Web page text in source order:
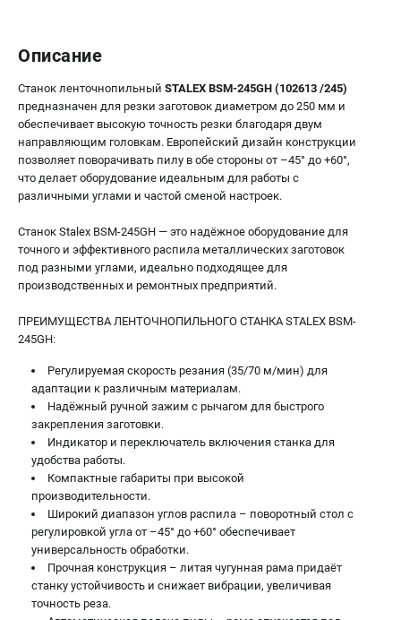
Описание
Станок ленточнопильный STALEX BSM-245GH (102613 /245)
предназначен для резки заготовок диаметром до 250 мм и
обеспечивает высокую точность резки благодаря двум
направляющим головкам. Европейский дизайн конструкции
позволяет поворачивать пилу в обе стороны от –45° до +60°,
что делает оборудование идеальным для работы с
различными углами и частой сменой настроек.
Станок Stalex BSM-245GH — это надёжное оборудование для
точного и эффективного распила металлических заготовок
под разными углами, идеально подходящее для
производственных и ремонтных предприятий.
ПРЕИМУЩЕСТВА ЛЕНТОЧНОПИЛЬНОГО СТАНКА STALEX BSM-
245GH:
Регулируемая скорость резания (35/70 м/мин) для
адаптации к различным материалам.
Надёжный ручной зажим с рычагом для быстрого
закрепления заготовки.
Индикатор и переключатель включения станка для
удобства работы.
Компактные габариты при высокой
производительности.
Широкий диапазон углов распила – поворотный стол с
регулировкой угла от –45° до +60° обеспечивает
универсальность обработки.
Прочная конструкция – литая чугунная рама придаёт
станку устойчивость и снижает вибрации, увеличивая
точность реза.